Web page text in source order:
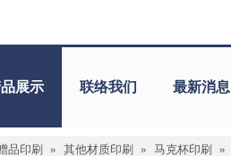
展示 联络我们 最新消息
品印刷 » 其他材质印刷 » 马克杯印刷 »